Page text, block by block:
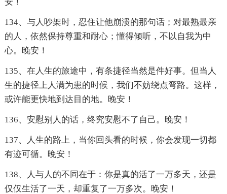
134、与人吵架时，忍住让他崩溃的那句话；对最熟最亲
的人，依然保持尊重和耐心；懂得倾听，不以自我为中
心。晚安！
135、在人生的旅途中，有条捷径当然是件好事。但当人
生的捷径上人满为患的时候，我们不妨绕点弯路。这样，
或许能更快地到达目的地。晚安！
136、安慰别人的话，终究安慰不了自己。晚安！
137、人生的路上，当你回头看的时候，你会发现一切都
有迹可循。晚安！
138、人与人的不同在于：你是真的活了一万多天，还是
仅仅生活了一天，却重复了一万多次。晚安！